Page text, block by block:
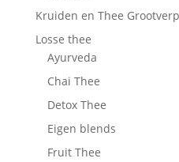
Kruiden en Thee
Losse thee
Ayurveda
Chai Thee
Detox Thee
Eigen blends
Fruit Thee